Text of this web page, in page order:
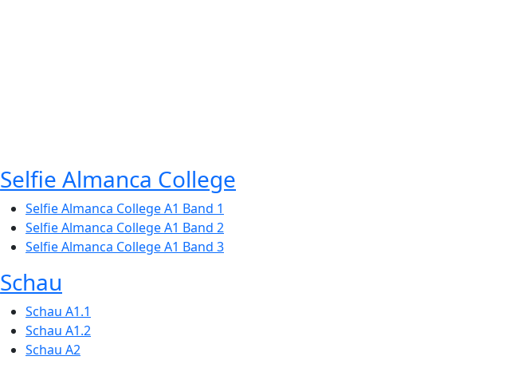
Selfie Almanca College
Selfie Almanca College A1 Band 1
Selfie Almanca College A1 Band 2
Selfie Almanca College A1 Band 3
Schau
Schau A1.1
Schau A1.2
Schau A2